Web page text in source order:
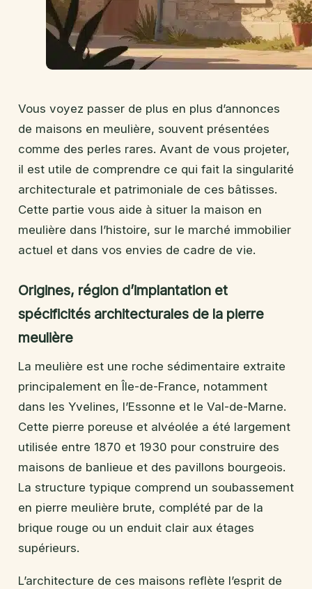
Vous voyez passer de plus en plus d’annonces
de maisons en meulière, souvent présentées
comme des perles rares. Avant de vous projeter,
il est utile de comprendre ce qui fait la singularité
architecturale et patrimoniale de ces bâtisses.
Cette partie vous aide à situer la maison en
meulière dans l’histoire, sur le marché immobilier
actuel et dans vos envies de cadre de vie.
Origines, région d’implantation et
spécificités architecturales de la pierre
meulière
La meulière est une roche sédimentaire extraite
principalement en Île-de-France, notamment
dans les Yvelines, l’Essonne et le Val-de-Marne.
Cette pierre poreuse et alvéolée a été largement
utilisée entre 1870 et 1930 pour construire des
maisons de banlieue et des pavillons bourgeois.
La structure typique comprend un soubassement
en pierre meulière brute, complété par de la
brique rouge ou un enduit clair aux étages
supérieurs.
L’architecture de ces maisons reflète l’esprit de